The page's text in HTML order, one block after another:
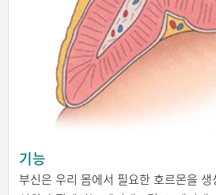
기능
부신은 우리 몸에서 필요한 호르몬을